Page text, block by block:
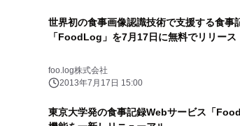
世界初の食事画像認識技術で支援する食事
「FoodLog」を7月17日に無料でリリース
foo.log株式会社
2013年7月17日 15:00
東京大学発の食事記録Webサービス「